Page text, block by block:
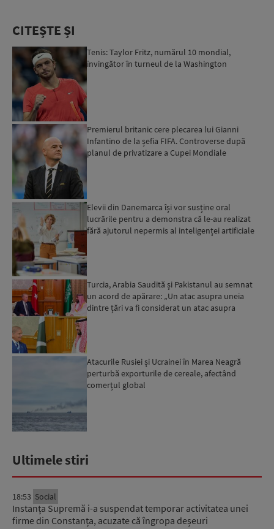
CITEȘTE ȘI
Tenis: Taylor Fritz, numărul 10 mondial,
învingător în turneul de la Washington
Premierul britanic cere plecarea lui Gianni
Infantino de la șefia FIFA. Controverse după
planul de privatizare a Cupei Mondiale
Elevii din Danemarca își vor susține oral
lucrările pentru a demonstra că le-au realizat
fără ajutorul nepermis al inteligenței artificiale
Turcia, Arabia Saudită și Pakistanul au semnat
un acord de apărare: „Un atac asupra uneia
dintre țări va fi considerat un atac asupra
Atacurile Rusiei și Ucrainei în Marea Neagră
perturbă exporturile de cereale, afectând
comerțul global
Ultimele stiri
18:53 Social
Instanța Supremă i-a suspendat temporar activitatea unei
firme din Constanța, acuzate că îngropa deșeuri